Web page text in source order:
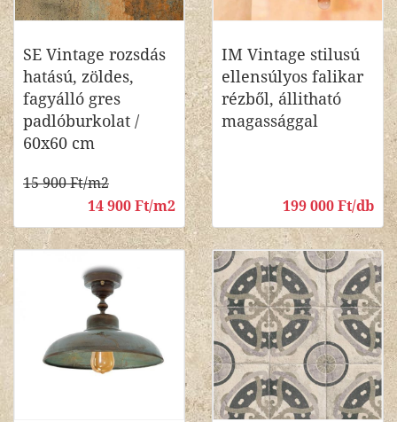
SE Vintage rozsdás
hatású, zöldes,
fagyálló gres
padlóburkolat /
60x60 cm
15 900 Ft/m2
14 900 Ft/m2
IM Vintage stilusú
ellensúlyos falikar
rézből, állitható
magassággal
199 000 Ft/db